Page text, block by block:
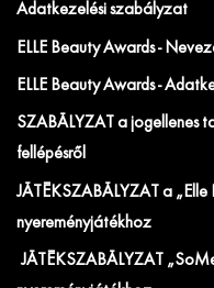
Adatkezelési szabályzat
ELLE Beauty Awards -
ELLE Beauty Awards -
SZABÁLYZAT a jogellenes
fellépésről
JÁTÉKSZABÁLYZAT a
nyereményjátékhoz
JÁTÉKSZABÁLYZAT